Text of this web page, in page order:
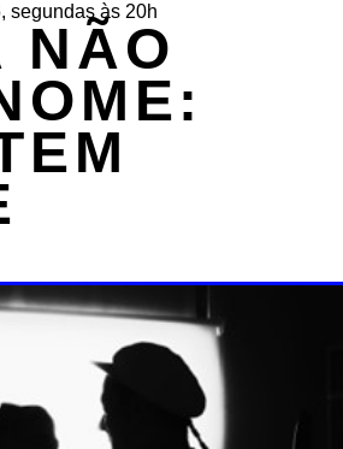
segundas às 20h
NÃO